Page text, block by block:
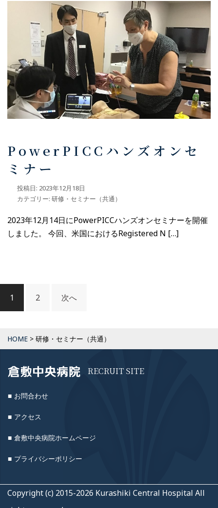
PowerPICCハンズオンセ
ミナー
投稿日: 2023年12月18日
カテゴリー: 研修・セミナー（共通）
2023年12月14日にPowerPICCハンズオンセミナーを開催
しました。 今回、米国におけるRegistered N […]
投
稿
ナ
ゲ
ー
ョ
ン
1 2 次へ
HOME > 研修・セミナー（共通）
RECRUIT SITE
お問合わせ
アクセス
倉敷中央病院ホームページ
プライバシーポリシー
Copyright (c) 2015-2026 Kurashiki Central Hospital All